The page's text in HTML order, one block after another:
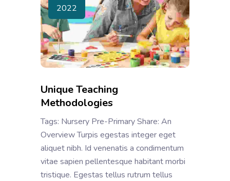
2022
Unique Teaching
Methodologies
Tags: Nursery Pre-Primary Share: An
Overview Turpis egestas integer eget
aliquet nibh. Id venenatis a condimentum
vitae sapien pellentesque habitant morbi
tristique. Egestas tellus rutrum tellus